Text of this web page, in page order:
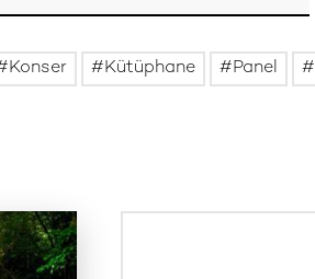
Konser Kütüphane Panel